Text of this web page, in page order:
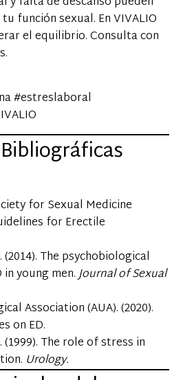
función sexual. En VIVALIO
el equilibrio. Consulta con
#estreslaboral
for Sexual Medicine
for Erectile
The psychobiological
young men.Journal of Sexual
Association (AUA). (2020).
on ED.
(1999). The role of stress in
Urology.